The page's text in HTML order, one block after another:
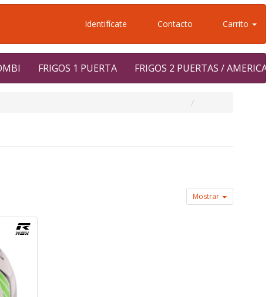
Identifícate Contacto Carrito
FRIGOS 1 PUERTA FRIGOS 2 PUERTAS /
Mostrar